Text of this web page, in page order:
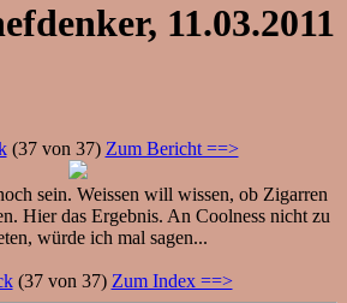
11.03.2011
(37 von 37) Zum Bericht ==>
sein. Weissen will wissen, ob Zigarren
Hier das Ergebnis. An Coolness nicht zu
würde ich mal sagen...
(37 von 37) Zum Index ==>